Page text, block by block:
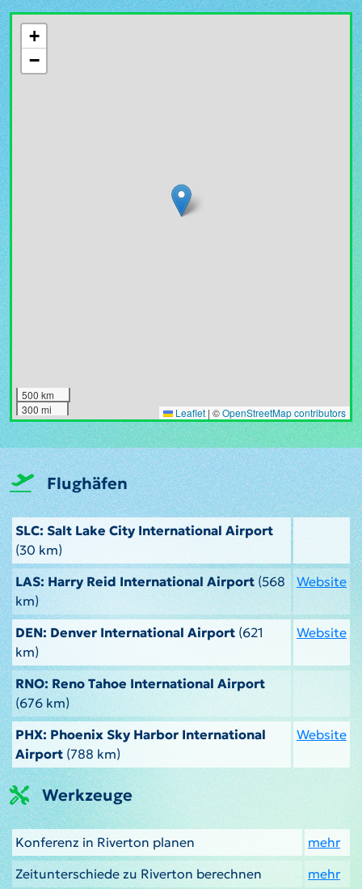
+
−
500 km
300 mi
Leaflet | ©OpenStreetMap contributors
Flughäfen
SLC: Salt Lake City International Airport
(30 km)
LAS: Harry Reid International Airport(568
km)
Website
DEN: Denver International Airport (621
km)
Website
RNO: Reno Tahoe International Airport
(676 km)
PHX: Phoenix Sky Harbor International
Airport (788 km)
Website
Werkzeuge
Konferenz in Riverton planen
mehr
Zeitunterschiede zu Riverton berechnen
mehr